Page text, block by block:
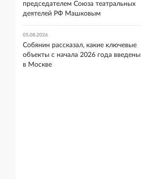
председателем Союза театральных
деятелей РФ Машковым
05.08.2026
Собянин рассказал, какие ключевые
объекты с начала 2026 года введены
в Москве